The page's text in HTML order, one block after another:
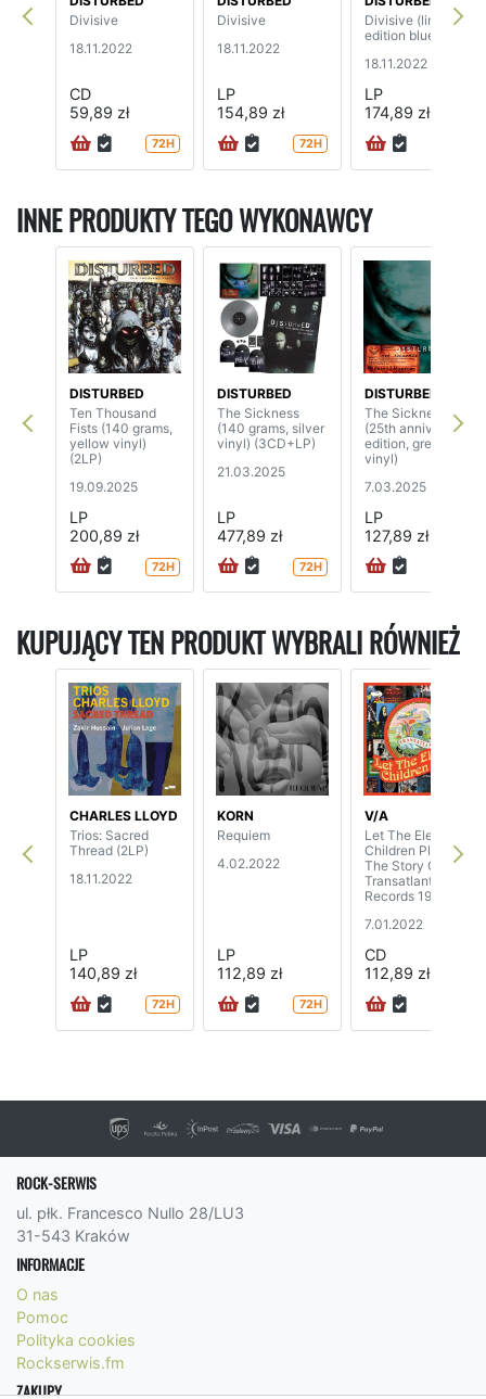
Divisive
18.11.2022
CD
59,89 zł
72H
Divisive
18.11.2022
LP
154,89 zł
72H
Divisive (limited
edition blue vinyl)
18.11.2022
LP
174,89 zł
INNE PRODUKTY TEGO WYKONAWCY
DISTURBED
Ten Thousand
Fists (140 grams,
yellow vinyl)
(2LP)
19.09.2025
LP
200,89 zł
72H
DISTURBED
The Sickness
(140 grams, silver
vinyl) (3CD+LP)
21.03.2025
LP
477,89 zł
72H
DISTURBED
The Sickness
(25th anniversary
edition, green
vinyl)
7.03.2025
LP
127,89 zł
KUPUJĄCY TEN PRODUKT WYBRALI RÓWNIEŻ
CHARLES LLOYD
Trios: Sacred
Thread (2LP)
18.11.2022
LP
140,89 zł
72H
KORN
Requiem
4.02.2022
LP
112,89 zł
72H
V/A
Let The Electric
Children Play -
The Story Of
Transatlantic
Records 1968-76
7.01.2022
CD
112,89 zł
ROCK-SERWIS
ul. płk. Francesco Nullo 28/LU3
31-543 Kraków
INFORMACJE
O nas
Pomoc
Polityka cookies
Rockserwis.fm
ZAKUPY